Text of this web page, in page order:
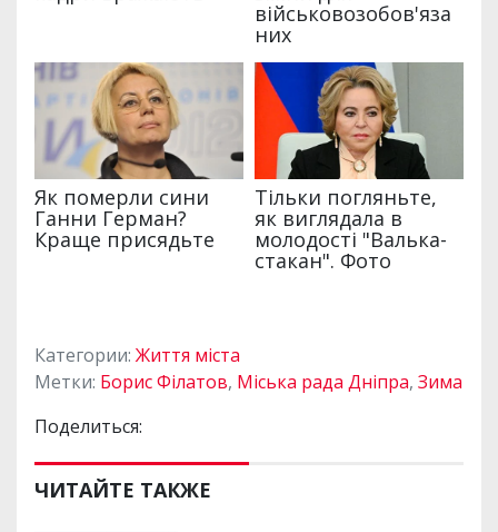
Категории: Життя міста
Метки: Борис Філатов, Міська рада Дніпра, Зима
Поделиться:
ЧИТАЙТЕ ТАКЖЕ